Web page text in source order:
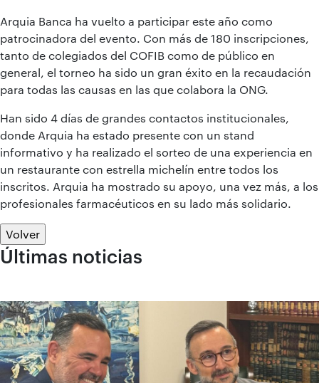
Arquia Banca ha vuelto a participar este año como
patrocinadora del evento. Con más de 180 inscripciones,
tanto de colegiados del COFIB como de público en
general, el torneo ha sido un gran éxito en la recaudación
para todas las causas en las que colabora la ONG.
Han sido 4 días de grandes contactos institucionales,
donde Arquia ha estado presente con un stand
informativo y ha realizado el sorteo de una experiencia en
un restaurante con estrella michelín entre todos los
inscritos. Arquia ha mostrado su apoyo, una vez más, a los
profesionales farmacéuticos en su lado más solidario.
Volver
Últimas noticias